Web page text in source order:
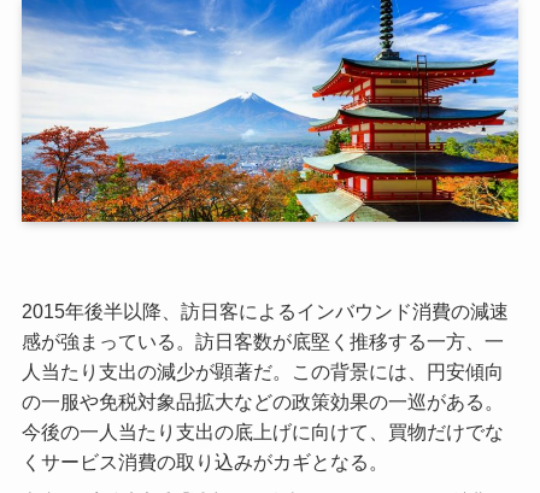
2015年後半以降、訪日客によるインバウンド消費の減速
感が強まっている。訪日客数が底堅く推移する一方、一
人当たり支出の減少が顕著だ。この背景には、円安傾向
の一服や免税対象品拡大などの政策効果の一巡がある。
今後の一人当たり支出の底上げに向けて、買物だけでな
くサービス消費の取り込みがカギとなる。